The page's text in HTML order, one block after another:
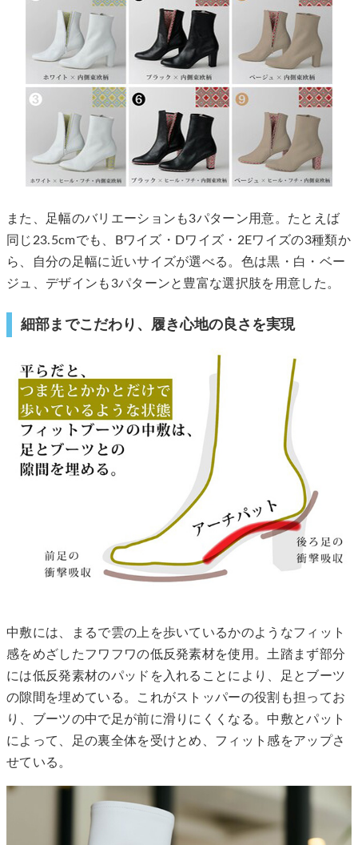
また、足幅のバリエーションも3パターン用意。たとえば
同じ23.5cmでも、Bワイズ・Dワイズ・2Eワイズの3種類か
ら、自分の足幅に近いサイズが選べる。色は黒・白・ベー
ジュ、デザインも3パターンと豊富な選択肢を用意した。
細部までこだわり、履き心地の良さを実現
中敷には、まるで雲の上を歩いているかのようなフィット
感をめざしたフワフワの低反発素材を使用。土踏まず部分
には低反発素材のパッドを入れることにより、足とブーツ
の隙間を埋めている。これがストッパーの役割も担ってお
り、ブーツの中で足が前に滑りにくくなる。中敷とパット
によって、足の裏全体を受けとめ、フィット感をアップさ
せている。